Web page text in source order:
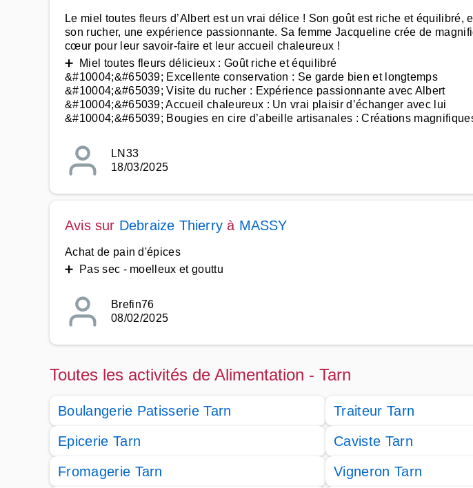
Le miel toutes fleurs d’Albert est un vrai délice ! Son goût est riche et
son rucher, une expérience passionnante. Sa femme Jacqueline crée de
cœur pour leur savoir-faire et leur accueil chaleureux !
➕ Miel toutes fleurs délicieux : Goût riche et équilibré
&#10004;&#65039; Excellente conservation : Se garde bien et longtemps
&#10004;&#65039; Visite du rucher : Expérience passionnante avec Albert
&#10004;&#65039; Accueil chaleureux : Un vrai plaisir d’échanger avec lui
&#10004;&#65039; Bougies en cire d’abeille artisanales : Créations
LN33
18/03/2025
Avis sur Debraize Thierry à MASSY
Achat de pain d'épices
➕ Pas sec - moelleux et gouttu
Brefin76
08/02/2025
Toutes les activités de Alimentation - Tarn
Boulangerie Patisserie Tarn Traiteur Tarn
Epicerie Tarn
Caviste Tarn
Fromagerie Tarn
Vigneron Tarn